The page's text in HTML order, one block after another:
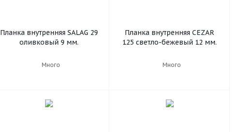
Планка внутренняя SALAG 29
оливковый 9 мм.
Много
Планка внутренняя CEZAR
125 светло-бежевый 12 мм.
Много